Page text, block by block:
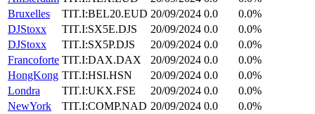
Bruxelles
TIT.I:BEL20.EUD 20/09/2024 0.0
0.0%
DJStoxx
TIT.I:SX5E.DJS 20/09/2024 0.0
0.0%
DJStoxx
TIT.I:SX5P.DJS 20/09/2024 0.0
0.0%
Francoforte TIT.I:DAX.DAX 20/09/2024 0.0
0.0%
HongKong TIT.I:HSI.HSN 20/09/2024 0.0
0.0%
Londra
TIT.I:UKX.FSE 20/09/2024 0.0
0.0%
NewYork
TIT.I:COMP.NAD 20/09/2024 0.0
0.0%